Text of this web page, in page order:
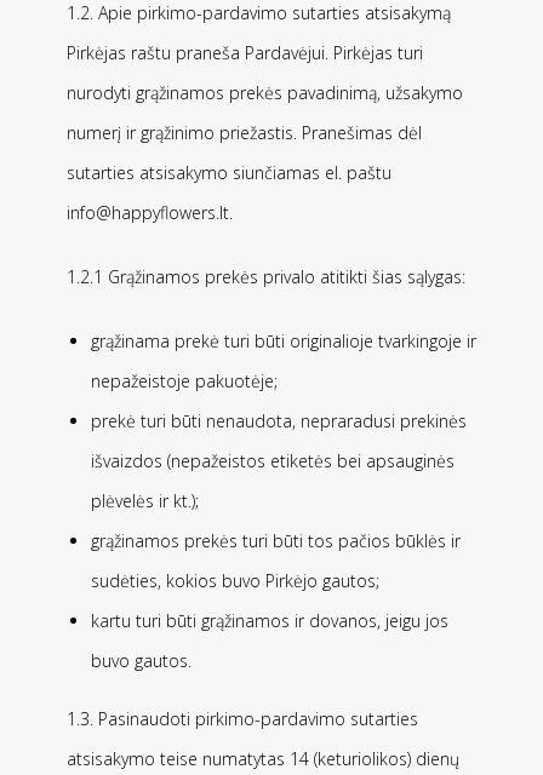
1.2. Apie pirkimo-pardavimo sutarties atsisakymą
Pirkėjas raštu praneša Pardavėjui. Pirkėjas turi
nurodyti grąžinamos prekės pavadinimą, užsakymo
numerį ir grąžinimo priežastis. Pranešimas dėl
sutarties atsisakymo siunčiamas el. paštu
info@happyflowers.lt.
1.2.1 Grąžinamos prekės privalo atitikti šias sąlygas:
grąžinama prekė turi būti originalioje tvarkingoje ir
nepažeistoje pakuotėje;
prekė turi būti nenaudota, nepraradusi prekinės
išvaizdos (nepažeistos etiketės bei apsauginės
plėvelės ir kt.);
grąžinamos prekės turi būti tos pačios būklės ir
sudėties, kokios buvo Pirkėjo gautos;
kartu turi būti grąžinamos ir dovanos, jeigu jos
buvo gautos.
1.3. Pasinaudoti pirkimo-pardavimo sutarties
atsisakymo teise numatytas 14 (keturiolikos) dienų